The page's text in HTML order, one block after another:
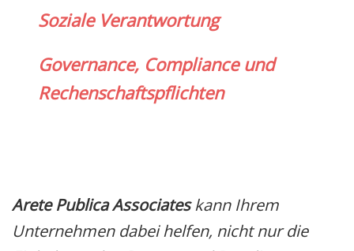
Soziale Verantwortung
Governance, Compliance und
Rechenschaftspflichten
Arete Publica Associateskann Ihrem
Unternehmen dabei helfen, nicht nur die